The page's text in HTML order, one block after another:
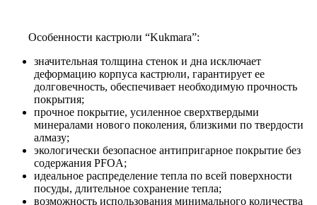
Особенности кастрюли “Kukmara”:
значительная толщина стенок и дна исключает
деформацию корпуса кастрюли, гарантирует ее
долговечность, обеспечивает необходимую прочность
покрытия;
прочное покрытие, усиленное сверхтвердыми
минералами нового поколения, близкими по твердости
алмазу;
экологически безопасное антипригарное покрытие без
содержания PFOA;
идеальное распределение тепла по всей поверхности
посуды, длительное сохранение тепла;
возможность использования минимального количества